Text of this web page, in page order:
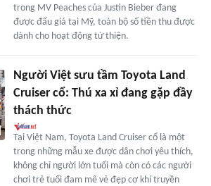
trong MV Peaches của Justin Bieber đang
được đấu giá tại Mỹ, toàn bộ số tiền thu được
dành cho hoạt động từ thiện.
Người Việt sưu tầm Toyota Land
Cruiser cổ: Thú xa xỉ đang gặp đầy
thách thức
Tại Việt Nam, Toyota Land Cruiser cổ là một
trong những mẫu xe được dân chơi yêu thích,
không chỉ người lớn tuổi mà còn có các người
chơi trẻ tuổi đam mê vẻ đẹp cơ khí truyền